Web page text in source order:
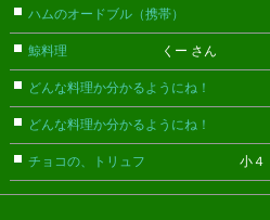
ハムのオードブル（携帯）
鯨料理 くー さん
どんな料理か分かるようにね！
どんな料理か分かるようにね！
チョコの、トリュフ 小４ さ